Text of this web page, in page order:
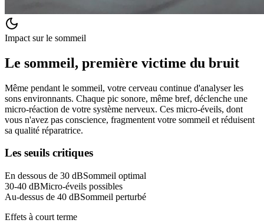
Impact sur le sommeil
Le sommeil, première victime du bruit
Même pendant le sommeil, votre cerveau continue d'analyser les
sons environnants. Chaque pic sonore, même bref, déclenche une
micro-réaction de votre système nerveux. Ces micro-éveils, dont
vous n'avez pas conscience, fragmentent votre sommeil et réduisent
sa qualité réparatrice.
Les seuils critiques
En dessous de 30 dBSommeil optimal
30-40 dBMicro-éveils possibles
Au-dessus de 40 dBSommeil perturbé
Effets à court terme